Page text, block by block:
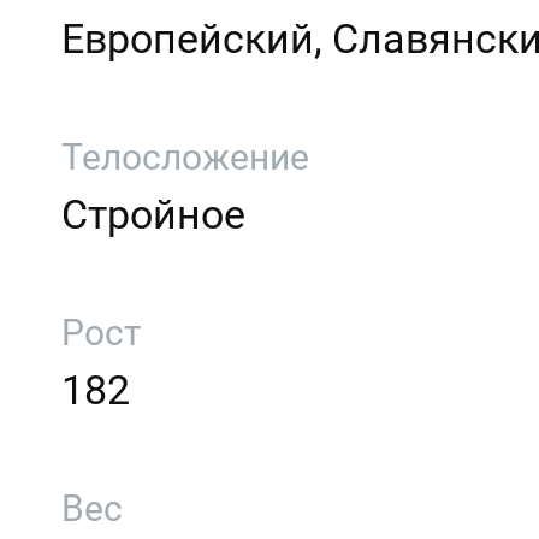
Европейский,
Телосложение
Стройное
Рост
182
Вес